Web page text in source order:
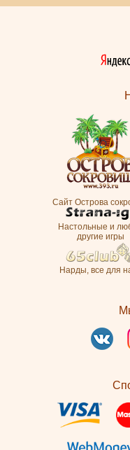
Сайт Острова
Настольные и
другие игры
Нарды, все для